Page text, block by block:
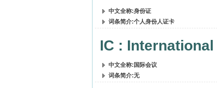
中文全称:身份证
词条简介:个人身份人证卡
IC :
中文全称:国际会议
词条简介:无